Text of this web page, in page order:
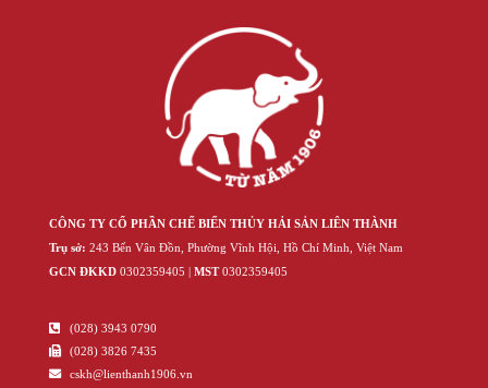
CÔNG TY CỔ PHẦN CHẾ BIẾN THỦY HẢI SẢN LIÊN THÀNH
Trụ sở: 243 Bến Vân Đồn, Phường Vĩnh Hội, Hồ Chí Minh, Việt Nam
GCN ĐKKD ‍030‍2359405 | MST‍030‍2359405
(028) 3943 0790
(028) 3826 7435
cskh@lienthanh1906.vn